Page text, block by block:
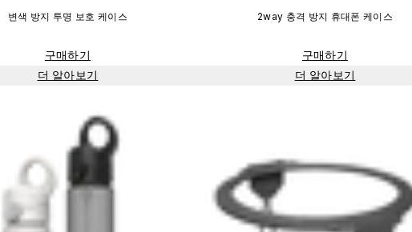
변색 방지 투명 보호 케이스
구매하기
더 알아보기
2way 충격 방지 휴대폰 케이스
구매하기
더 알아보기